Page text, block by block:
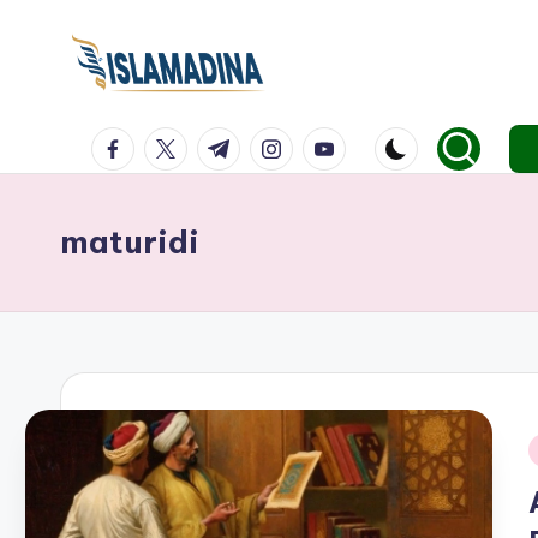
facebook.com
twitter.com
t.me instagram.com
youtube.com
maturidi